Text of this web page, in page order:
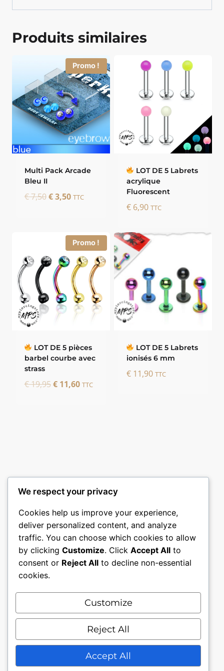
Produits similaires
Promo !
Multi Pack Arcade
Bleu II
€7,50 Le
était :
€3,50Le
est :
€ 3,50.
TTC
LOT DE 5 Labrets
acrylique
Fluorescent
€6,90 TTC
Promo !
LOT DE 5 pièces
barbel courbe avec
strass
€19,95 Le
€11,60Le
TTC
LOT DE 5 Labrets
ionisés 6 mm
€11,90 TTC
Mon compte
Nous contacter.
Conditions générales.
Politique de confidentialité
We respect your privacy
Cookies help us improve your experience,
deliver personalized content, and analyze
traffic. You can choose which cookies to allow
by clicking Customize. Click Accept All to
consent or Reject All to decline non-essential
cookies.
Customize
Reject All
Accept All